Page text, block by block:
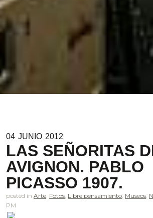
04 JUNIO 2012
LAS SEÑORITAS
AVIGNON. PABLO
PICASSO 1907.
posted in Arte, Fotos, Libre pensamiento, Museos,
PM